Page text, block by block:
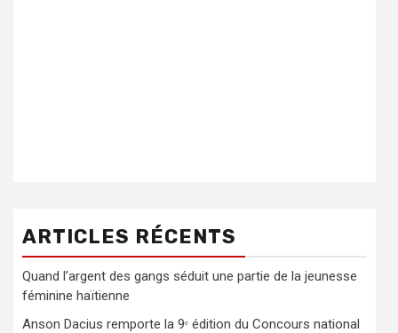
ARTICLES RÉCENTS
Quand l’argent des gangs séduit une partie de la jeunesse
féminine haïtienne
Anson Dacius remporte la 9ᵉ édition du Concours national